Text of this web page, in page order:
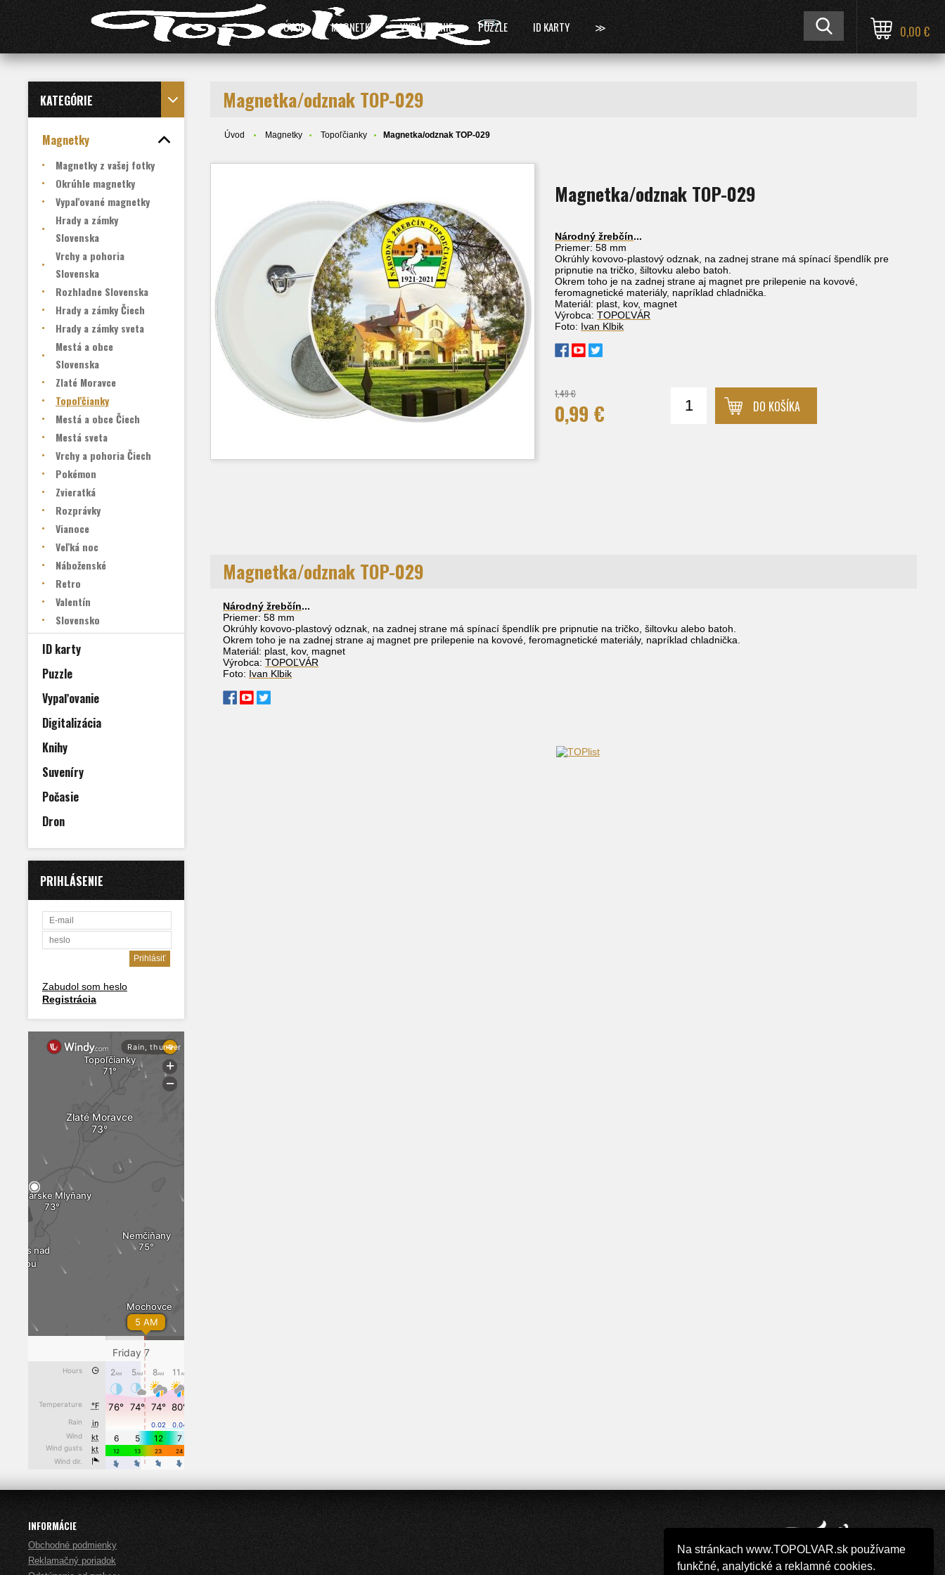
Na stránkach www.TOPOLVAR.sk používame
funkčné, analytické a reklamné cookies.
ÚVOD MAGNETKY VYPAĽOVANIE PUZZLE ID KARTY ≫ 0,00 €
KATEGÓRIE
Magnetky
Magnetky z vašej fotky
Okrúhle magnetky
Vypaľované magnetky
Hrady a zámky
Slovenska
Vrchy a pohoria
Slovenska
Rozhladne Slovenska
Hrady a zámky Čiech
Hrady a zámky sveta
Mestá a obce
Slovenska
Zlaté Moravce
Topoľčianky
Mestá a obce Čiech
Mestá sveta
Vrchy a pohoria Čiech
Pokémon
Zvieratká
Rozprávky
Vianoce
Veľká noc
Náboženské
Retro
Valentín
Slovensko
ID karty
Puzzle
Vypaľovanie
Digitalizácia
Knihy
Suveníry
Počasie
Dron
PRIHLÁSENIE
Zabudol som heslo
Registrácia
Magnetka/odznak TOP-029
Úvod Magnetky Topoľčianky Magnetka/odznak TOP-029
Magnetka/odznak TOP-029
Národný žrebčín...
Priemer: 58 mm
Okrúhly kovovo-plastový odznak, na zadnej strane má spínací špendlík pre
pripnutie na tričko, šiltovku alebo batoh.
Okrem toho je na zadnej strane aj magnet pre prilepenie na kovové,
feromagnetické materiály, napríklad chladnička.
Materiál: plast, kov, magnet
Výrobca:TOPOĽVÁR
Foto: Ivan Klbik
1,49 €
0,99 € DO KOŠÍKA
Magnetka/odznak TOP-029
Národný žrebčín...
Priemer: 58 mm
Okrúhly kovovo-plastový odznak, na zadnej strane má spínací špendlík pre pripnutie na tričko, šiltovku alebo batoh.
Okrem toho je na zadnej strane aj magnet pre prilepenie na kovové, feromagnetické materiály, napríklad chladnička.
Materiál: plast, kov, magnet
Výrobca:TOPOĽVÁR
Foto: Ivan Klbik
INFORMÁCIE
Obchodné podmienky
Reklamačný poriadok